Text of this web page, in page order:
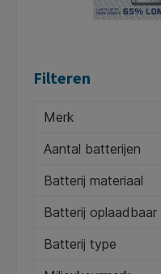
Filteren
Merk
Aantal batterijen
Batterij materiaal
Batterij oplaadbaar
Batterij type